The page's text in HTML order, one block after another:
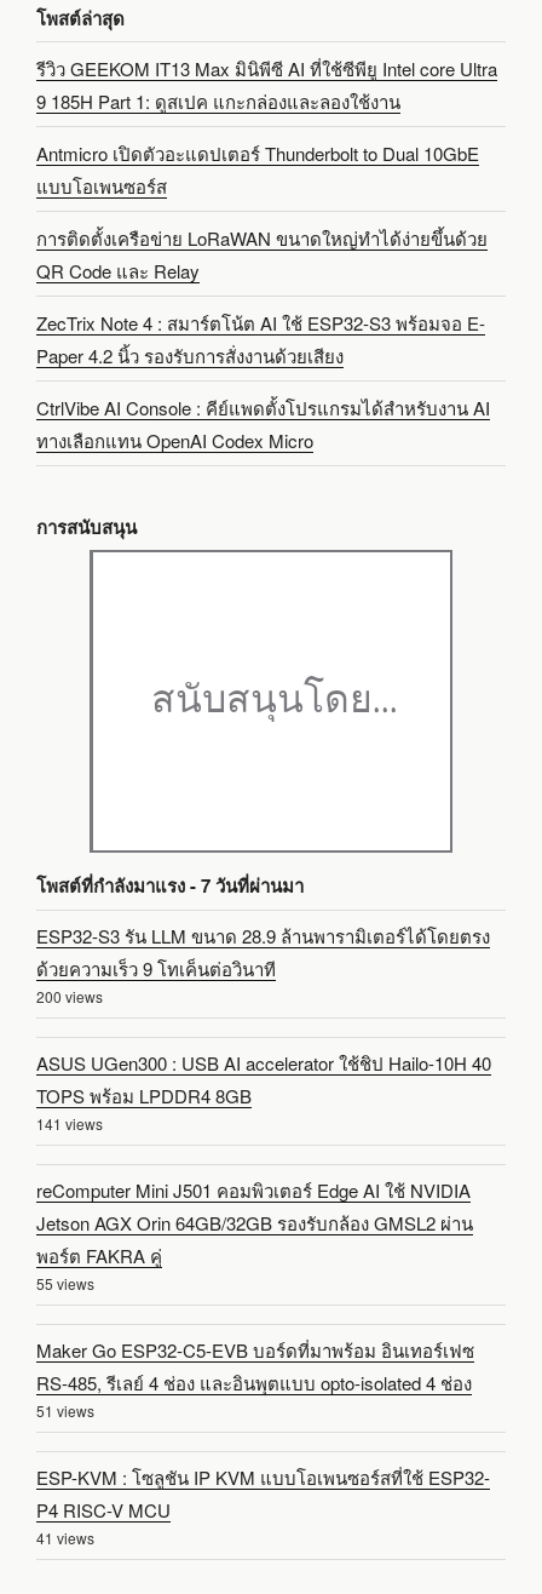
โพสต์ล่าสุด
รีวิว GEEKOM IT13 Max มินิพีซี AI ที่ใช้ซีพียู Intel core Ultra
9 185H Part 1: ดูสเปค แกะกล่องและลองใช้งาน
Antmicro เปิดตัวอะแดปเตอร์ Thunderbolt to Dual 10GbE
แบบโอเพนซอร์ส
การติดตั้งเครือข่าย LoRaWAN ขนาดใหญ่ทำได้ง่ายขึ้นด้วย
QR Code และ Relay
ZecTrix Note 4 : สมาร์ตโน้ต AI ใช้ ESP32-S3 พร้อมจอ E-
Paper 4.2 นิ้ว รองรับการสั่งงานด้วยเสียง
CtrlVibe AI Console : คีย์แพดตั้งโปรแกรมได้สำหรับงาน AI
ทางเลือกแทน OpenAI Codex Micro
การสนับสนุน
โพสต์ที่กำลังมาแรง - 7 วันที่ผ่านมา
ESP32-S3 รัน LLM ขนาด 28.9 ล้านพารามิเตอร์ได้โดยตรง
ด้วยความเร็ว 9 โทเค็นต่อวินาที
200 views
ASUS UGen300 : USB AI accelerator ใช้ชิป Hailo-10H 40
TOPS พร้อม LPDDR4 8GB
141 views
reComputer Mini J501 คอมพิวเตอร์ Edge AI ใช้ NVIDIA
Jetson AGX Orin 64GB/32GB รองรับกล้อง GMSL2 ผ่าน
พอร์ต FAKRA คู่
55 views
Maker Go ESP32-C5-EVB บอร์ดที่มาพร้อม อินเทอร์เฟซ
RS-485, รีเลย์ 4 ช่อง และอินพุตแบบ opto-isolated 4 ช่อง
51 views
ESP-KVM : โซลูชัน IP KVM แบบโอเพนซอร์สที่ใช้ ESP32-
P4 RISC-V MCU
41 views